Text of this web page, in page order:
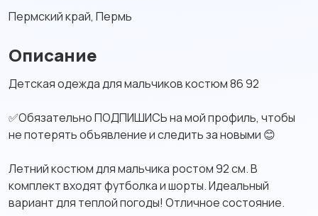
Пермский край, Пермь
Описание
Детская одежда для мальчиков костюм 86 92
✅️Обязательно ПОДПИШИСЬ на мой профиль, чтобы
не потерять объявление и следить за новыми 😊
Летний костюм для мальчика ростом 92 см. В
комплект входят футболка и шорты. Идеальный
вариант для теплой погоды! Отличное состояние.